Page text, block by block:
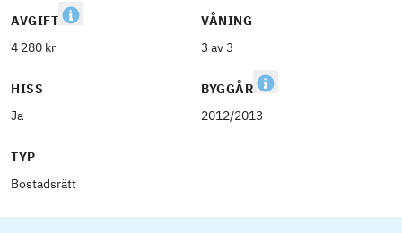
AVGIFT
4 280 kr
VÅNING
3 av 3
HISS
Ja
BYGGÅR
2012/2013
TYP
Bostadsrätt